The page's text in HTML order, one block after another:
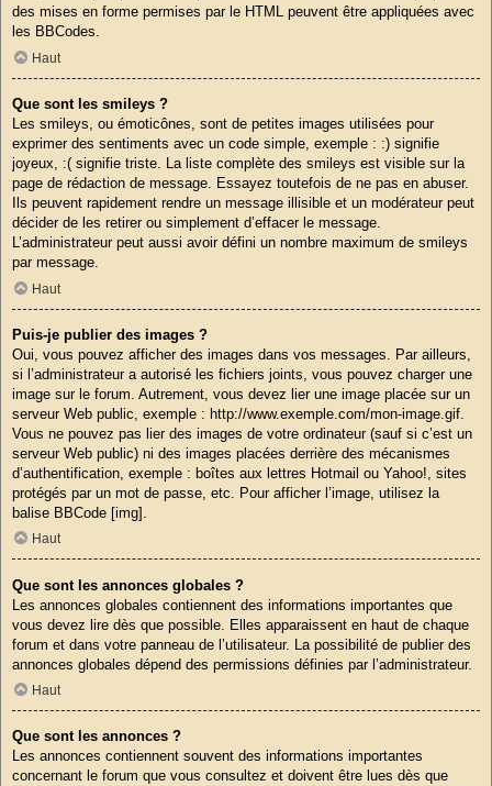
des mises en forme permises par le HTML peuvent être appliquées avec
les BBCodes.
Haut
Que sont les smileys ?
Les smileys, ou émoticônes, sont de petites images utilisées pour
exprimer des sentiments avec un code simple, exemple : :) signifie
joyeux, :( signifie triste. La liste complète des smileys est visible sur la
page de rédaction de message. Essayez toutefois de ne pas en abuser.
Ils peuvent rapidement rendre un message illisible et un modérateur peut
décider de les retirer ou simplement d’effacer le message.
L’administrateur peut aussi avoir défini un nombre maximum de smileys
par message.
Haut
Puis-je publier des images ?
Oui, vous pouvez afficher des images dans vos messages. Par ailleurs,
si l’administrateur a autorisé les fichiers joints, vous pouvez charger une
image sur le forum. Autrement, vous devez lier une image placée sur un
serveur Web public, exemple : http://www.exemple.com/mon-image.gif.
Vous ne pouvez pas lier des images de votre ordinateur (sauf si c’est un
serveur Web public) ni des images placées derrière des mécanismes
d’authentification, exemple : boîtes aux lettres Hotmail ou Yahoo!, sites
protégés par un mot de passe, etc. Pour afficher l’image, utilisez la
balise BBCode [img].
Haut
Que sont les annonces globales ?
Les annonces globales contiennent des informations importantes que
vous devez lire dès que possible. Elles apparaissent en haut de chaque
forum et dans votre panneau de l’utilisateur. La possibilité de publier des
annonces globales dépend des permissions définies par l’administrateur.
Haut
Que sont les annonces ?
Les annonces contiennent souvent des informations importantes
concernant le forum que vous consultez et doivent être lues dès que